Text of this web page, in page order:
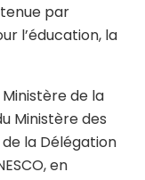
par
l’éducation, la
Ministère de la
Ministère des
la Délégation
en